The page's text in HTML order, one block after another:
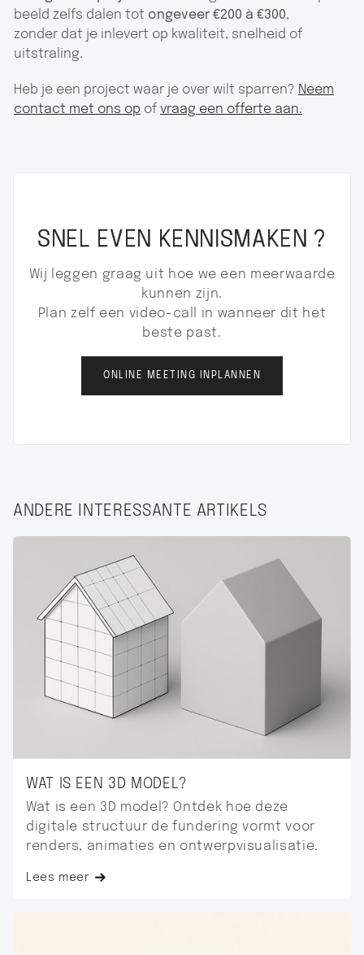
beeld zelfs dalen tot ongeveer €200 à €300,
zonder dat je inlevert op kwaliteit, snelheid of
uitstraling.
Heb je een project waar je over wilt sparren? Neem
contact met ons op of vraag een offerte aan.
SNEL EVEN KENNISMAKEN ?
Wij leggen graag uit hoe we een meerwaarde
kunnen zijn.
Plan zelf een video-call in wanneer dit het
beste past.
ONLINE MEETING INPLANNEN
ANDERE INTERESSANTE ARTIKELS
WAT IS EEN 3D MODEL?
Wat is een 3D model? Ontdek hoe deze
digitale structuur de fundering vormt voor
renders, animaties en ontwerpvisualisatie.
Lees meer